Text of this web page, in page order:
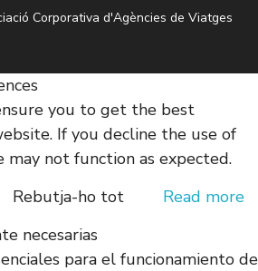
Corporativa d'Agències de Viatges
you to get the best
If you decline the use of
may not function as expected.
Rebutja-ho tot
Read more
necesarias
para el funcionamiento de